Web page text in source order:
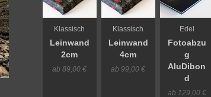
Klassisch
Leinwand
2cm
ab 89,00 €
Klassisch
Leinwand
4cm
ab 99,00 €
Edel
Fotoabzu
g
AluDibon
d
ab 129,00 €